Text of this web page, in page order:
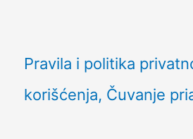
Pravila i politika
korišćenja, Čuvanje